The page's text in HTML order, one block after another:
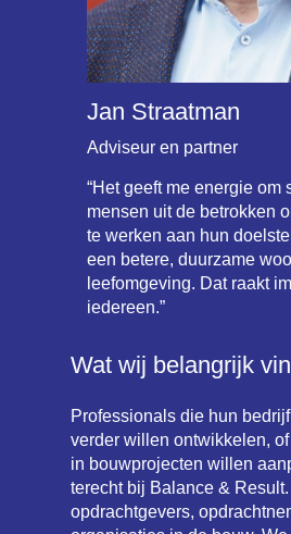
Jan Straatman
Adviseur en partner
“Het geeft me energie om
mensen uit de betrokken
te werken aan hun
een betere, duurzame
leefomgeving. Dat raakt
iedereen.”
Wat wij belangrijk
Professionals die hun
verder willen ontwikkelen,
in bouwprojecten willen
terecht bij Balance &
opdrachtgevers,